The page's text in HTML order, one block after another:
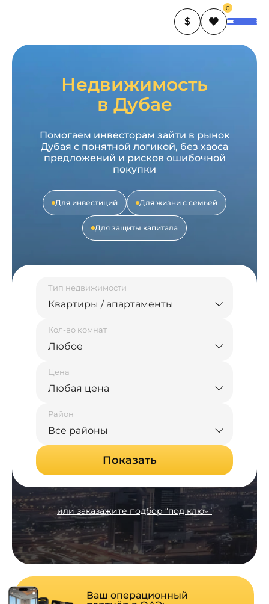
$
0
Недвижимость
в Дубае
Помогаем инвесторам зайти в рынок
Дубая с понятной логикой, без хаоса
предложений и рисков ошибочной
покупки
Для инвестиций Для жизни с семьей
Для защиты капитала
Тип недвижимости
Квартиры / апартаменты
Кол-во комнат
Любое
Цена
Любая цена
Район
Все районы
Показать
или заказажите подбор “под ключ”
Ваш операционный